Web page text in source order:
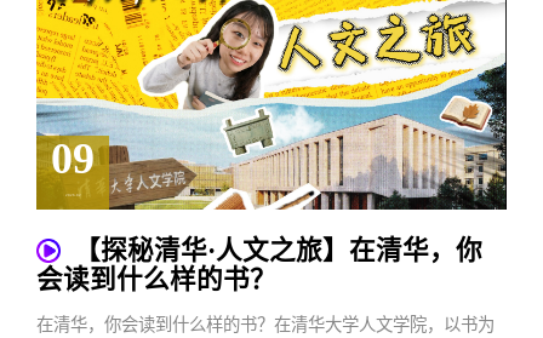
09
2026.02
【探秘清华·人文之旅】在清华，你
会读到什么样的书？
在清华，你会读到什么样的书？在清华大学人文学院，以书为